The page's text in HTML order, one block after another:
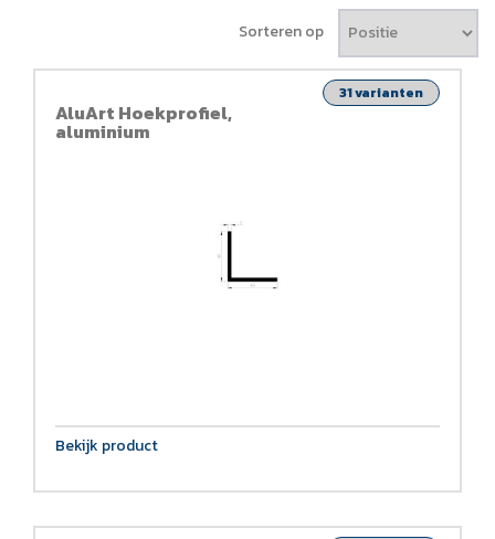
Sorteren op
AluArt Hoekprofiel,
aluminium
31 varianten
Bekijk product